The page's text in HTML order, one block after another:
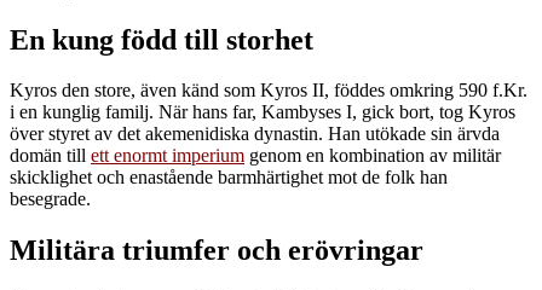
En kung född till storhet
Kyros den store, även känd som Kyros II, föddes omkring 590 f.Kr.
i en kunglig familj. När hans far, Kambyses I, gick bort, tog Kyros
över styret av det akemenidiska dynastin. Han utökade sin ärvda
domän till ett enormt imperium genom en kombination av militär
skicklighet och enastående barmhärtighet mot de folk han
besegrade.
Militära triumfer och erövringar